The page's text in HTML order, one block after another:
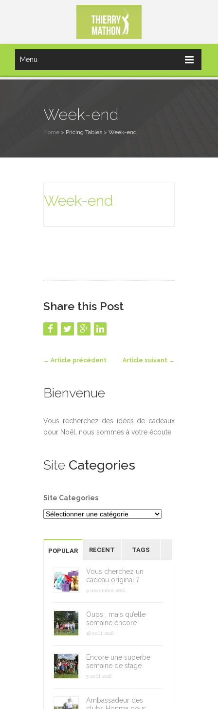
Menu
Week-end
Home > Pricing Tables > Week-end
Week-end
Share this Post
← Article précédent Article suivant →
Bienvenue
Vous recherchez des idées de cadeaux
pour Noël, nous sommes à votre écoute
Site Categories
Site Categories
POPULAR RECENT TAGS
Vous cherchez un
cadeau original ?
9 novembre 2016
Oups , mais qu’elle
semaine encore
18 août 2018
Encore une superbe
semaine de stage
5 août 2018
Ambassadeur des